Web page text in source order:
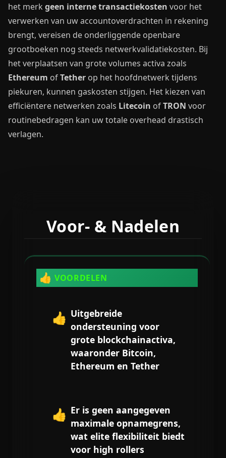
het merk geen interne transactiekosten voor het
verwerken van uw accountoverdrachten in rekening
brengt, vereisen de onderliggende openbare
grootboeken nog steeds netwerkvalidatiekosten. Bij
het verplaatsen van grote volumes activa zoals
Ethereum ofTether op het hoofdnetwerk tijdens
piekuren, kunnen gaskosten stijgen. Het kiezen van
efficiëntere netwerken zoals Litecoin ofTRON voor
routinebedragen kan uw totale overhead drastisch
verlagen.
Voor- & Nadelen
👍 VOORDELEN
👍 Uitgebreide
ondersteuning voor
grote blockchainactiva,
waaronder Bitcoin,
Ethereum en Tether
👍 Er is geen aangegeven
maximale opnamegrens,
wat elite flexibiliteit biedt
voor high rollers